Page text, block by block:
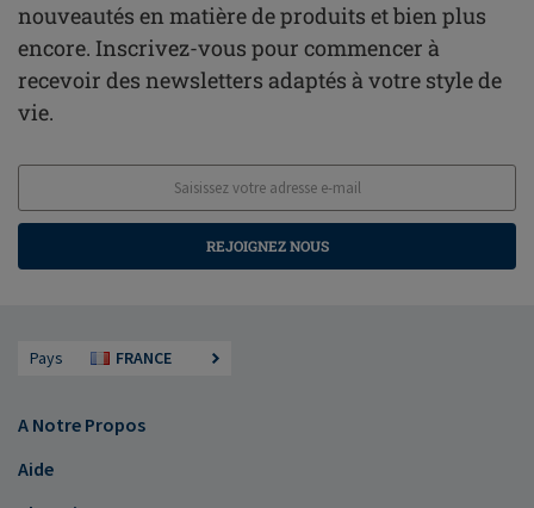
nouveautés en matière de produits et bien plus
encore. Inscrivez-vous pour commencer à
recevoir des newsletters adaptés à votre style de
vie.
REJOIGNEZ NOUS
Pays FRANCE
A Notre Propos
Aide